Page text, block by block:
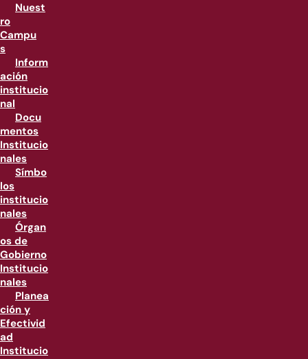
Nuest
ro
Campu
s
Inform
ación
institucio
nal
Docu
mentos
Institucio
nales
Símbo
los
institucio
nales
Órgan
os de
Gobierno
Institucio
nales
Planea
ción y
Efectivid
ad
Institucio